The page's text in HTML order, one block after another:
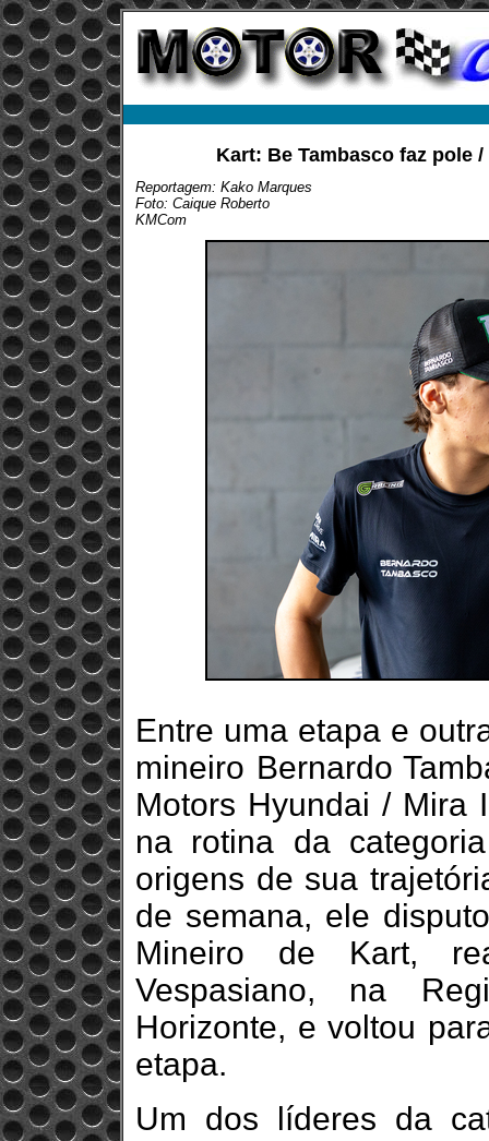
Kart: Be Tambasco faz pole
Reportagem: Kako Marques
Foto: Caique Roberto
KMCom
Entre uma etapa e
mineiro Bernardo
Motors Hyundai / Mira
na rotina da
origens de sua
de semana, ele
Mineiro de Kart,
Vespasiano, na
Horizonte, e voltou
etapa.
Um dos líderes da